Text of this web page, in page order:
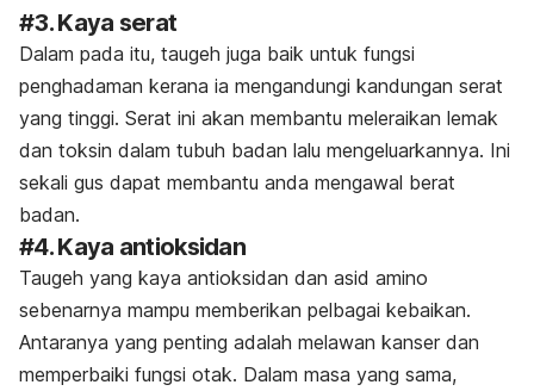
#3. Kaya serat
Dalam pada itu, taugeh juga baik untuk fungsi
penghadaman kerana ia mengandungi kandungan serat
yang tinggi. Serat ini akan membantu meleraikan lemak
dan toksin dalam tubuh badan lalu mengeluarkannya. Ini
sekali gus dapat membantu anda mengawal berat
badan.
#4. Kaya antioksidan
Taugeh yang kaya antioksidan dan asid amino
sebenarnya mampu memberikan pelbagai kebaikan.
Antaranya yang penting adalah melawan kanser dan
memperbaiki fungsi otak. Dalam masa yang sama,